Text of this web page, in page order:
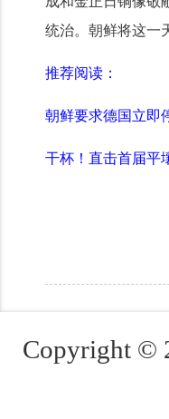
统治。朝鲜将这一
推荐阅读：
朝鲜要求德国立即
干杯！直击首届平
Copyright ©